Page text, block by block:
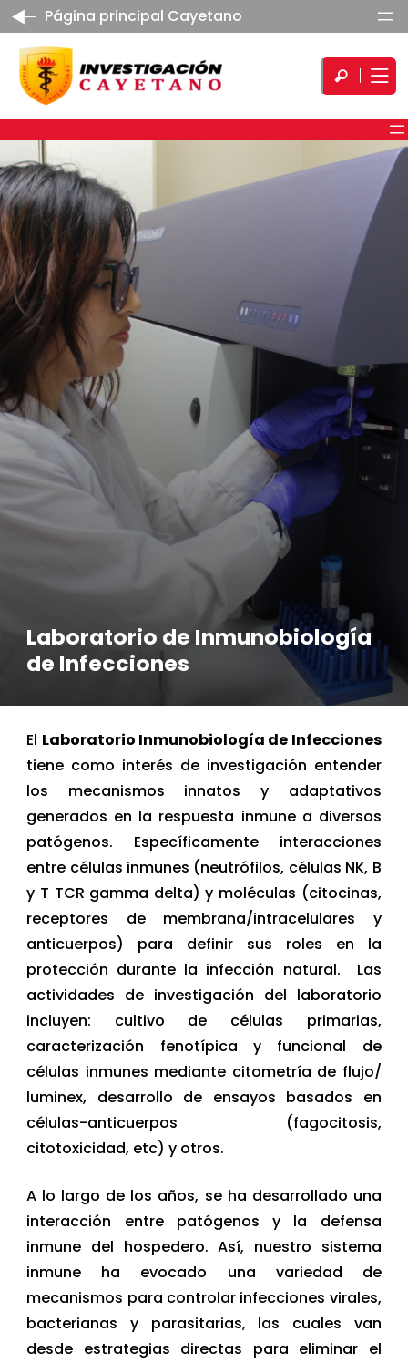
Página principal Cayetano
Laboratorio de Inmunobiología
de Infecciones
El Laboratorio Inmunobiología de Infecciones
tiene como interés de investigación entender
los mecanismos innatos y adaptativos
generados en la respuesta inmune a diversos
patógenos. Específicamente interacciones
entre células inmunes (neutrófilos, células NK, B
y T TCR gamma delta) y moléculas (citocinas,
receptores de membrana/intracelulares y
anticuerpos) para definir sus roles en la
protección durante la infección natural. Las
actividades de investigación del laboratorio
incluyen: cultivo de células primarias,
caracterización fenotípica y funcional de
células inmunes mediante citometría de flujo/
luminex, desarrollo de ensayos basados en
células-anticuerpos (fagocitosis,
citotoxicidad, etc) y otros.
A lo largo de los años, se ha desarrollado una
interacción entre patógenos y la defensa
inmune del hospedero. Así, nuestro sistema
inmune ha evocado una variedad de
mecanismos para controlar infecciones virales,
bacterianas y parasitarias, las cuales van
desde estrategias directas para eliminar el